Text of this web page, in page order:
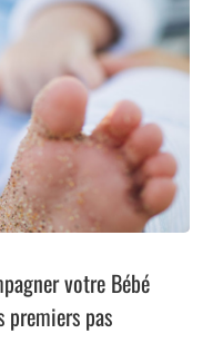
votre Bébé
premiers pas